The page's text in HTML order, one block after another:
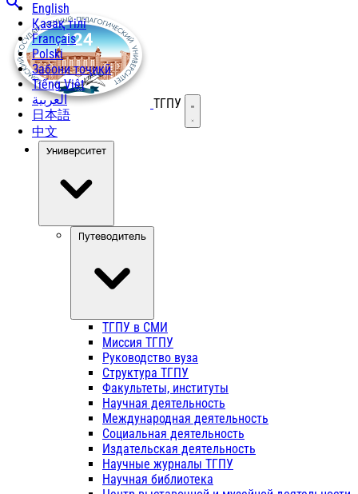
English
Қазақ тілі
Français
Polski
Забони тоҷикӣ
Tiếng Việt
العربية
日本語
中文
ТГПУ Открыть меню
Университет
Путеводитель
ТГПУ в СМИ
Миссия ТГПУ
Руководство вуза
Структура ТГПУ
Факультеты, институты
Научная деятельность
Международная деятельность
Социальная деятельность
Издательская деятельность
Научные журналы ТГПУ
Научная библиотека